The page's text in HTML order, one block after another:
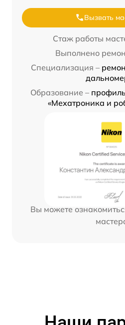
Вызвать
Стаж работы
Выполнено
Специализация –
Образование –
«Мехатроника и
Вы можете